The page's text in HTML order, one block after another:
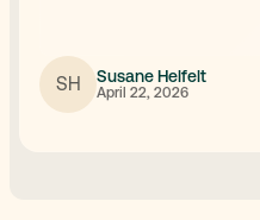
SH Susane Helfelt
April 22, 2026